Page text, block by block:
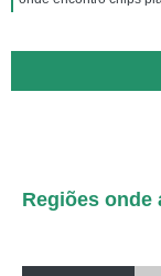
Regiões onde